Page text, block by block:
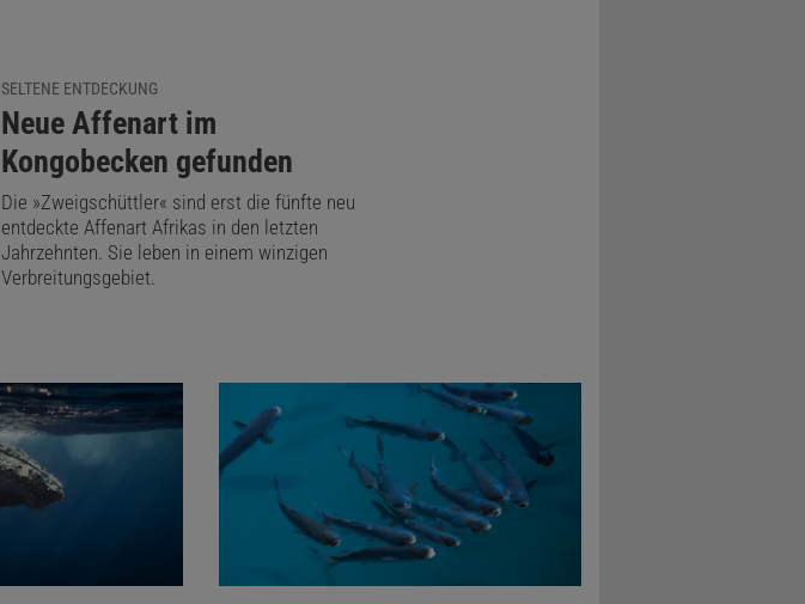
SELTENE ENTDECKUNG
:
Neue Affenart im
Kongobecken gefunden
Die »Zweigschüttler« sind erst die fünfte neu
entdeckte Affenart Afrikas in den letzten
Jahrzehnten. Sie leben in einem winzigen
Verbreitungsgebiet.